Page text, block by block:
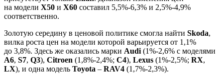
на модели X50 и X60 составил 5,5%-6,3% и 2,5%-4,9%
соответственно.
Золотую середину в ценовой политике смогла найти Skoda,
вилка роста цен на модели которой варьируется от 1,1%
до 3,8%. Здесь же оказались марки Audi (1%-2,6% с моделями
A6, S7, Q3), Citroen (1,8%-2,4%; С4), Lexus (1%-2,5%; RX,
LX), и одна модель Toyota – RAV4 (1,7%-2,3%).